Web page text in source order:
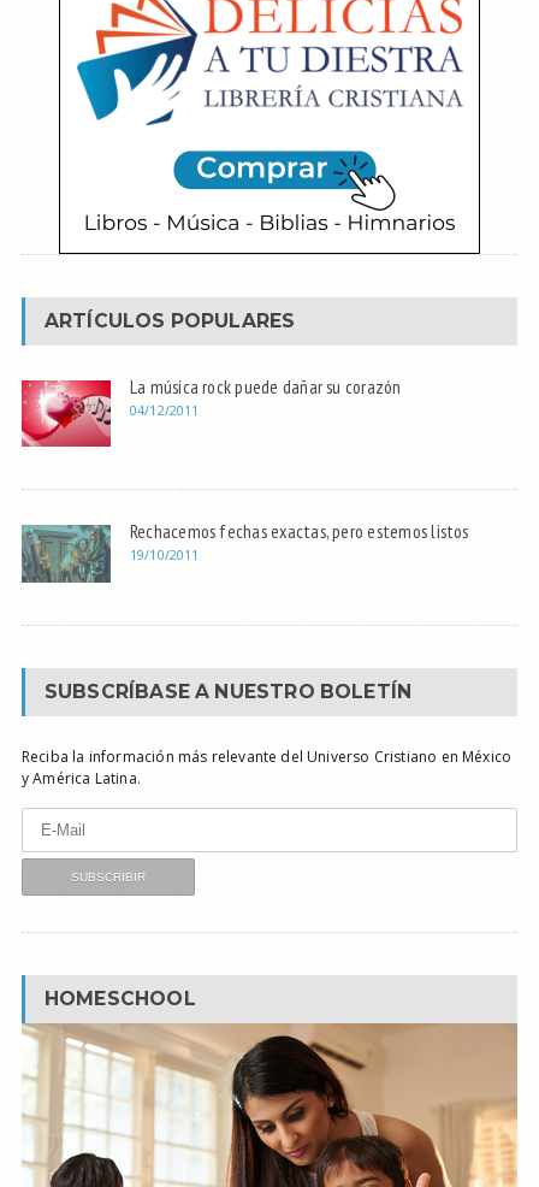
ARTÍCULOS POPULARES
La música rock puede dañar su corazón
04/12/2011
Rechacemos fechas exactas, pero estemos listos
19/10/2011
SUBSCRÍBASE A NUESTRO BOLETÍN
Reciba la información más relevante del Universo Cristiano en México
y América Latina.
HOMESCHOOL